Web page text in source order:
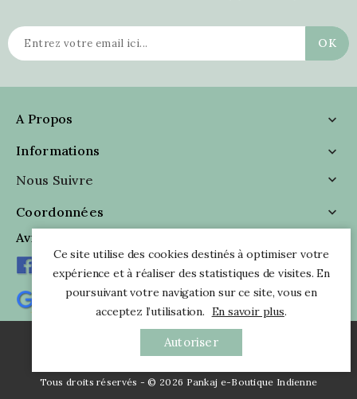
A Propos

Informations

Nous Suivre

Coordonnées

Avis Clients
Ce site utilise des cookies destinés à optimiser votre
expérience et à réaliser des statistiques de visites. En
poursuivant votre navigation sur ce site, vous en
acceptez l’utilisation. En savoir plus.
Autoriser
Tous droits réservés - © 2026 Pankaj e-Boutique Indienne